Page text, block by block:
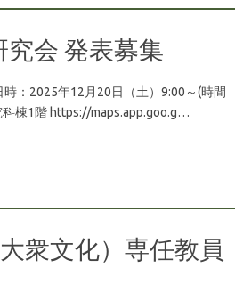
会 発表募集
：2025年12月20日（土）9:00～(時間
棟1階 https://maps.app.goo.g…
衆文化）専任教員